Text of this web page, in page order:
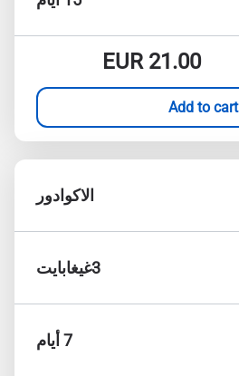
EUR21.00
Add to cart
الاكوادور
3غيغابايت
7 أيام